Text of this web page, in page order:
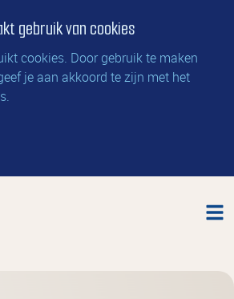
gebruik van cookies
cookies. Door gebruik te maken
je aan akkoord te zijn met het